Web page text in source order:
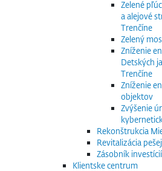
Zelené
a alejové
Trenčíne
Zelený
Zníženie
Detských
Trenčíne
Zníženie
objektov
Zvýšenie
Rekonštrukcia
Revitalizácia
Zásobník investícií
Klientske centrum